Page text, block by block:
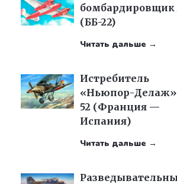
бомбардировщик
(ББ-22)
Читать дальше →
Истребитель
«Ньюпор-Делаж»
52 (Франция —
Испания)
Читать дальше →